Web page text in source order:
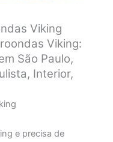
Viking
Viking:
São Paulo,
Interior,
e precisa de